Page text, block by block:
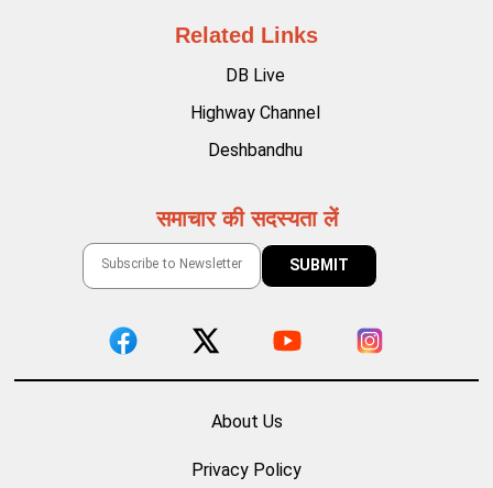
Related Links
DB Live
Highway Channel
Deshbandhu
समाचार की सदस्यता लें
About Us
Privacy Policy